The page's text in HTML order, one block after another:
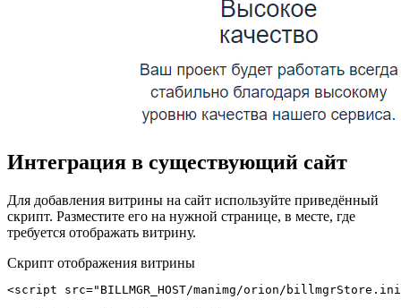
Интеграция в существующий сайт
Для добавления витрины на сайт используйте приведённый
скрипт. Разместите его на нужной странице, в месте, где
требуется отображать витрину.
Скрипт отображения витрины
<script src="BILLMGR_HOST/manimg/orion/